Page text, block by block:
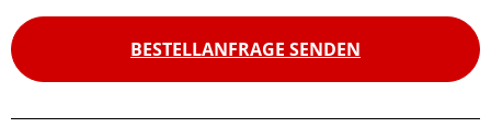
BESTELLANFRAGE SENDEN